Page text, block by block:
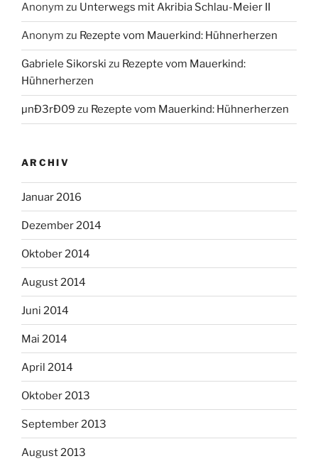
Anonym zu Unterwegs mit Akribia Schlau-Meier II
Anonym zu Rezepte vom Mauerkind: Hühnerherzen
Gabriele Sikorski zu Rezepte vom Mauerkind:
Hühnerherzen
µnÐ3rÐ09 zu Rezepte vom Mauerkind: Hühnerherzen
ARCHIV
Januar 2016
Dezember 2014
Oktober 2014
August 2014
Juni 2014
Mai 2014
April 2014
Oktober 2013
September 2013
August 2013